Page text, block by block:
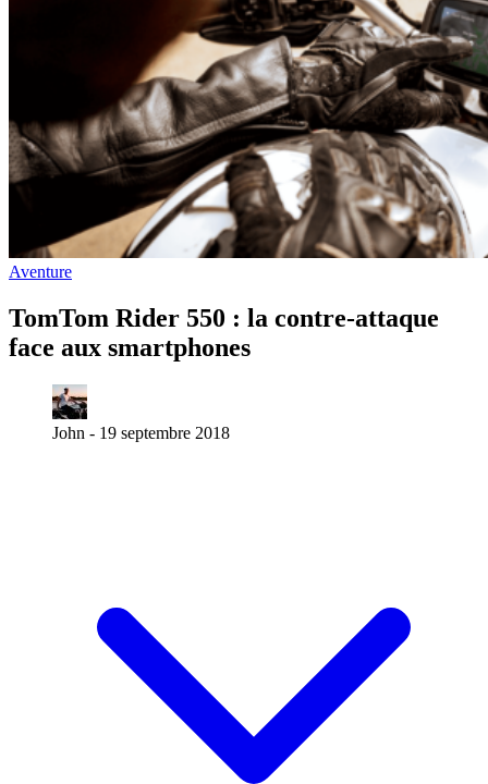
Aventure
TomTom Rider 550 : la contre-attaque
face aux smartphones
John - 19 septembre 2018